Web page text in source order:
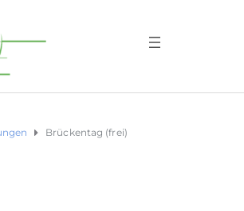
Brückentag (frei)